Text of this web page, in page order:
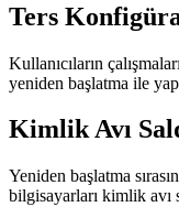
Ters
Kullanıcıların
yeniden başlatma ile
Kimlik Avı
Yeniden başlatma
bilgisayarları kimlik avı